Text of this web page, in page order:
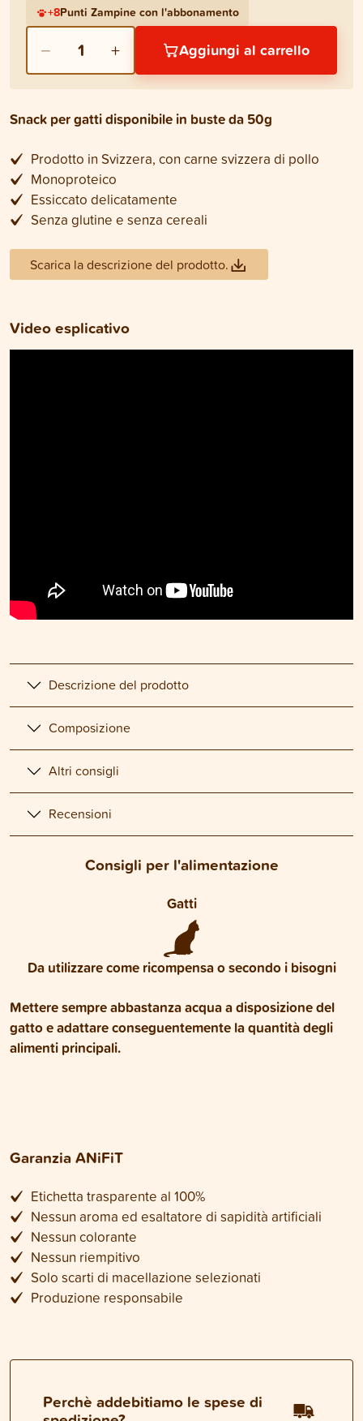
+8Punti Zampine con l'abbonamento
− 1 + Aggiungi al carrello
Snack per gatti disponibile in buste da 50g
Prodotto in Svizzera, con carne svizzera di pollo
Monoproteico
Essiccato delicatamente
Senza glutine e senza cereali
Scarica la descrizione del prodotto.
Video esplicativo
Descrizione del prodotto
Composizione
Altri consigli
Recensioni
Consigli per l'alimentazione
Gatti
Da utilizzare come ricompensa o secondo i bisogni
Mettere sempre abbastanza acqua a disposizione del
gatto e adattare conseguentemente la quantità degli
alimenti principali.
Garanzia ANiFiT
Etichetta trasparente al 100%
Nessun aroma ed esaltatore di sapidità artificiali
Nessun colorante
Nessun riempitivo
Solo scarti di macellazione selezionati
Produzione responsabile
Perchè addebitiamo le spese di